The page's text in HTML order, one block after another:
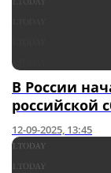
В России
российской
12-09-2025, 13:45